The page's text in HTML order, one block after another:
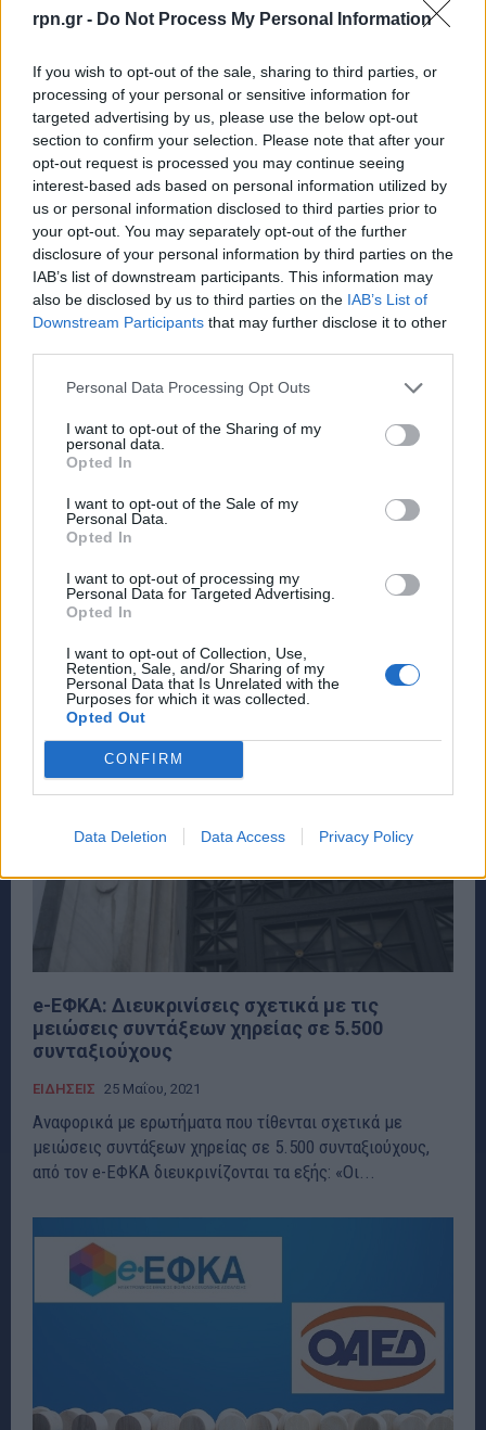
rpn.gr - Do Not Process My Personal Information
If you wish to opt-out of the sale, sharing to third parties, or
processing of your personal or sensitive information for
targeted advertising by us, please use the below opt-out
section to confirm your selection. Please note that after your
opt-out request is processed you may continue seeing
interest-based ads based on personal information utilized by
us or personal information disclosed to third parties prior to
your opt-out. You may separately opt-out of the further
disclosure of your personal information by third parties on the
IAB’s list of downstream participants. This information may
also be disclosed by us to third parties on the IAB’s List of
Downstream Participants that may further disclose it to other
Personal Data Processing Opt Outs
I want to opt-out of the Sharing of my
personal data.
Opted In
I want to opt-out of the Sale of my
Personal Data.
Opted In
I want to opt-out of processing my
Personal Data for Targeted Advertising.
Opted In
I want to opt-out of Collection, Use,
Retention, Sale, and/or Sharing of my
Personal Data that Is Unrelated with the
Purposes for which it was collected.
Opted Out
CONFIRM
Data Deletion Data Access Privacy Policy
του e-ΕΦΚΑ για τα αναδρομικά των παλαιών
συνταξιούχων Άνοιξε τη Δευτέρα 4 Οκτωβρίου η...
Καταργούνται 68 διαδικασίες του e-ΕΦΚΑ
ΕΙΔΗΣΕΙΣ 2 Ιουνίου, 2021
Κοινωνικής Ασφάλισης- e-ΕΦΚΑ Καταργούνται από τα
συστήματα των ΚΕΠ 68 διαδικασίες του e-ΕΦΚΑ που
e-ΕΦΚΑ: Διευκρινίσεις σχετικά με τις
μειώσεις συντάξεων χηρείας σε 5.500
συνταξιούχους
ΕΙΔΗΣΕΙΣ 25 Μαΐου, 2021
Αναφορικά με ερωτήματα που τίθενται σχετικά με
μειώσεις συντάξεων χηρείας σε 5.500 συνταξιούχους,
από τον e-ΕΦΚΑ διευκρινίζονται τα εξής: «Οι...